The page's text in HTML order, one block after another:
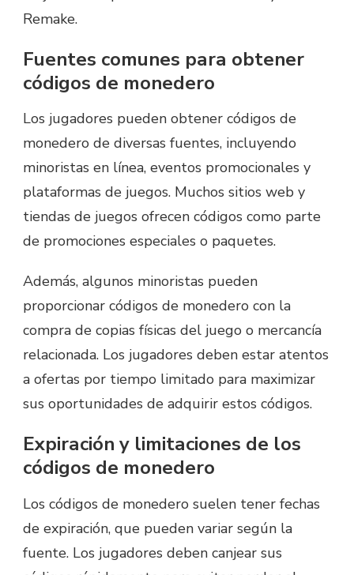
Remake.
Fuentes comunes para obtener
códigos de monedero
Los jugadores pueden obtener códigos de
monedero de diversas fuentes, incluyendo
minoristas en línea, eventos promocionales y
plataformas de juegos. Muchos sitios web y
tiendas de juegos ofrecen códigos como parte
de promociones especiales o paquetes.
Además, algunos minoristas pueden
proporcionar códigos de monedero con la
compra de copias físicas del juego o mercancía
relacionada. Los jugadores deben estar atentos
a ofertas por tiempo limitado para maximizar
sus oportunidades de adquirir estos códigos.
Expiración y limitaciones de los
códigos de monedero
Los códigos de monedero suelen tener fechas
de expiración, que pueden variar según la
fuente. Los jugadores deben canjear sus